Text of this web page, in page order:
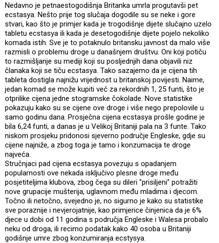
Nedavno je petnaestogodišnja Britanka umrla progutavši pet
ecstasya. Nešto prije tog slučaja dogodile su se neke i gore
stvari, kao što je primjer kada je trogodišnje dijete slučajno uzelo
tabletu ecstasya ili kada je desetogodišnje dijete pojelo nekoliko
komada istih. Sve je to potaknulo britansku javnost da malo više
razmisli o problemu droge u današnjem društvu. Oni koji potiču
to razmišljanje su mediji koji su posljednjih dana objavili niz
članaka koji se tiču ecstasya. Tako sazajemo da je cijena tih
tableta dostigla najnižu vrijednost u britanskoj povijesti. Naime,
jedan komad se može kupiti već za rekordnih 1, 25 funti, što je
otprilike cijena jedne stogramske čokolade. Nove statistike
pokazuju kako su se cijene ove droge i više nego prepolovile u
samo godinu dana. Prosječna cijena ecstasya prošle godine je
bila 6,24 funti, a danas je u Velikoj Britaniji pala na 3 funte. Tako
niskom prosjeku pridonosi sjeverno područje Engleske, gdje su
cijene najniže, a zbog toga je tamo i konzumacija te droge
najveća.
Stručnjaci pad cijena ecstasya povezuju s opadanjem
popularnosti ove nekada isključivo plesne droge među
posjetiteljima klubova, zbog čega su dileri "prisiljeni" potražiti
nove grupacije mušterija, uglavnom među mladima i djecom.
Točno ili netočno, svejedno je, no sigurno je kako su statistike
sve poraznije i nevjerojatnije, kao primjerice činjenica da je 6%
djece u dobi od 11 godina s područja Engleske i Walesa probalo
neku od droga, ili recimo podatak kako 40 osoba u Britaniji
godišnje umre zbog konzumiranja ecstysya.